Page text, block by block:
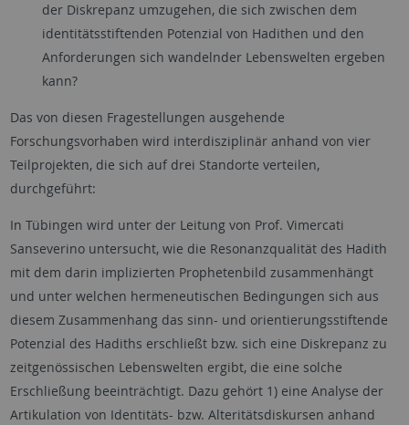
der Diskrepanz umzugehen, die sich zwischen dem
identitätsstiftenden Potenzial von Hadithen und den
Anforderungen sich wandelnder Lebenswelten ergeben
kann?
Das von diesen Fragestellungen ausgehende
Forschungsvorhaben wird interdisziplinär anhand von vier
Teilprojekten, die sich auf drei Standorte verteilen,
durchgeführt:
In Tübingen wird unter der Leitung von Prof. Vimercati
Sanseverino untersucht, wie die Resonanzqualität des Hadith
mit dem darin implizierten Prophetenbild zusammenhängt
und unter welchen hermeneutischen Bedingungen sich aus
diesem Zusammenhang das sinn- und orientierungsstiftende
Potenzial des Hadiths erschließt bzw. sich eine Diskrepanz zu
zeitgenössischen Lebenswelten ergibt, die eine solche
Erschließung beeinträchtigt. Dazu gehört 1) eine Analyse der
Artikulation von Identitäts- bzw. Alteritätsdiskursen anhand